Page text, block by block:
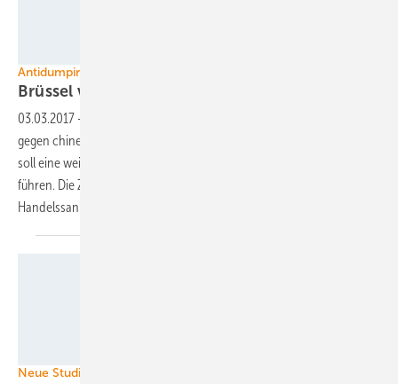
Antidumping gegen chinesische Modulhersteller
Brüssel verlängert Strafzölle um 18
03.03.2017 -
gegen chinesische Solarzellen und Module um 18 Monate. Zusätzlich
soll eine weitere Untersuchung bis September zu Zollsenkungen
führen. Die Zollgegner sehen jetzt ein Auslaufen der
Handelssanktionen bis September
Neue Studie von SAFE